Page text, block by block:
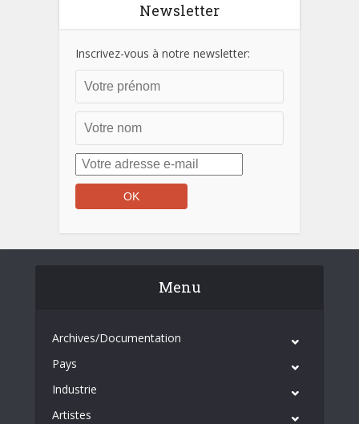
Newsletter
Inscrivez-vous à notre newsletter:
Menu
Archives/Documentation
Pays
Industrie
Artistes